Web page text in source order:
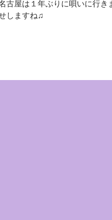
古屋は１年ぶりに唄いに行き
しますね♫